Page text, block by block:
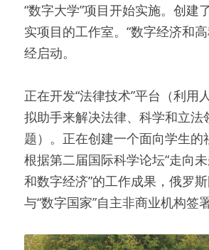
“数字大学”项目开始实施。创建
实项目的工作室。“数字经济和
经启动。
正在开发“法律技术”平台（利用
拟助手来解决法律、科学和立法
题）。正在创建一个面向学生的
根据第二届国际科学论坛“走向
和数字经济”的工作成果，俄罗
与“数字国家”自主非商业机构签